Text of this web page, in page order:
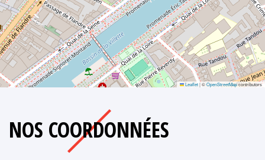
Leaflet|©OpenStreetMapcontributors
NOS COORDONNÉES